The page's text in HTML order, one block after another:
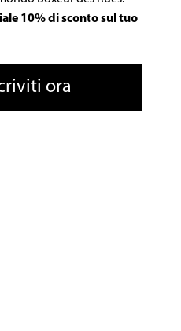
10% di sconto sul tuo
ora